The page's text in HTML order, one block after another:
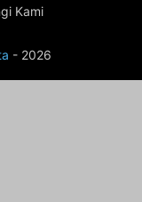
Kami
- 2026